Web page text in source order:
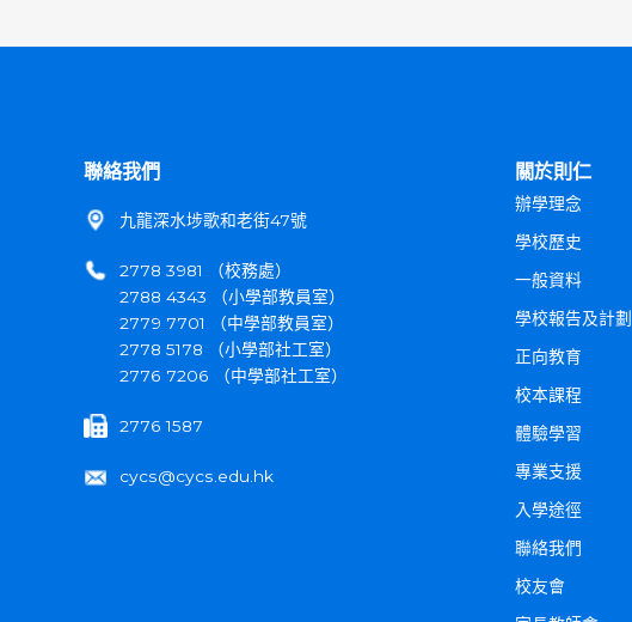
聯絡我們
九龍深水埗歌和老街47號
2778 3981 （校務處）
2788 4343 （小學部教員室）
2779 7701 （中學部教員室）
2778 5178 （小學部社工室）
2776 7206 （中學部社工室）
2776 1587
cycs@cycs.edu.hk
關於則仁
辦學理念
學校歷史
一般資料
學校報告及計劃
正向教育
校本課程
體驗學習
專業支援
入學途徑
聯絡我們
校友會